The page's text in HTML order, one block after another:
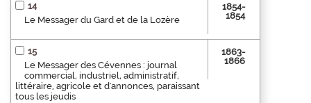
14
Le Messager du Gard et de la Lozère
1854-
1854
15
Le Messager des Cévennes : journal
commercial, industriel, administratif,
littéraire, agricole et d'annonces, paraissant
tous les jeudis
1863-
1866